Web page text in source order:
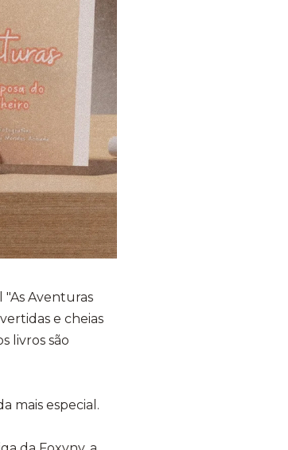
"As Aventuras
e cheias
livros são
mais especial.